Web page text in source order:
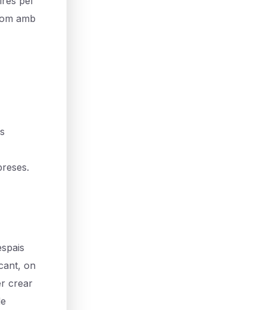
amb
on
crear